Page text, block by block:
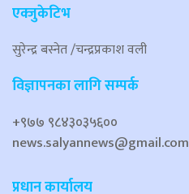
एक्जुकेटिभ
सुरेन्द्र बस्नेत /चन्द्रप्रकाश वली
विज्ञापनका लागि सम्पर्क
+९७७ ९८४३०३५६००
news.salyannews@gmail.com
प्रधान कार्यालय